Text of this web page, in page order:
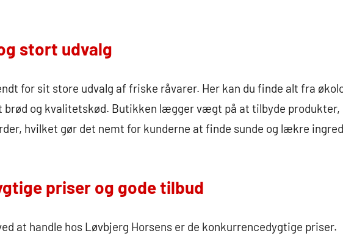
stort udvalg
for sit store udvalg af friske råvarer. Her kan du finde alt fra
og kvalitetskød. Butikken lægger vægt på at tilbyde produkter,
hvilket gør det nemt for kunderne at finde sunde og lækre
priser og gode tilbud
at handle hos Løvbjerg Horsens er de konkurrencedygtige priser.